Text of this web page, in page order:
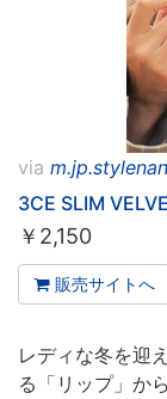
via
3CE SLIM
￥ 2,150
販売サイトへ
レディな冬を迎
る「リップ」か